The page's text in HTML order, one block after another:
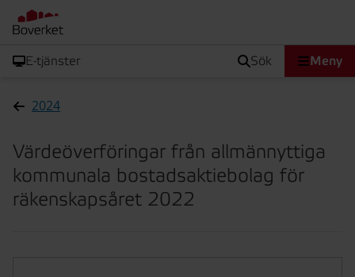
E-tjänster sök Meny
2024
Värdeöverföringar från allmännyttiga
kommunala bostadsaktiebolag för
räkenskapsåret 2022